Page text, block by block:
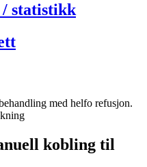
statistikk
med helfo refusjon.
kobling til